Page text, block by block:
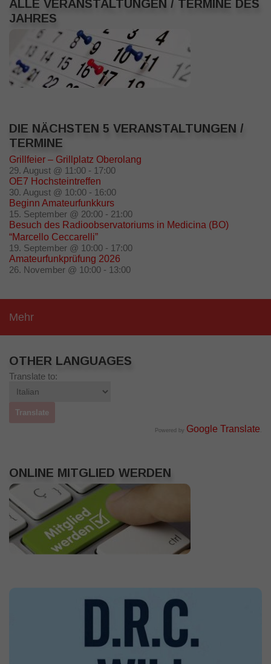
ALLE VERANSTALTUNGEN / TERMINE DES
JAHRES
DIE NÄCHSTEN 5 VERANSTALTUNGEN /
TERMINE
Grillfeier – Grillplatz Oberolang
29. August @ 11:00 - 17:00
OE7 Hochsteintreffen
30. August @ 10:00 - 16:00
Beginn Amateurfunkkurs
15. September @ 20:00 - 21:00
Besuch des Radioobservatoriums in Medicina (BO)
“Marcello Ceccarelli”
19. September @ 10:00 - 17:00
Amateurfunkprüfung 2026
26. November @ 10:00 - 13:00
Mehr
OTHER LANGUAGES
Translate to:
Powered by Google Translate
ONLINE MITGLIED WERDEN